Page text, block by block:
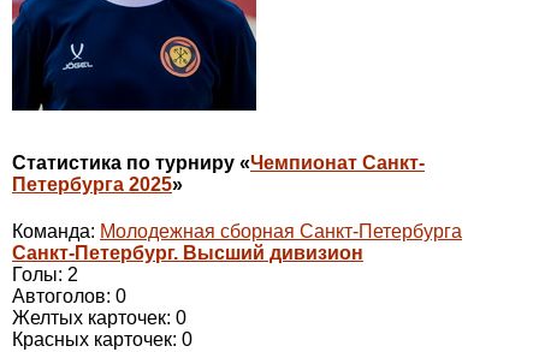
Статистика по турниру «Чемпионат Санкт-
Петербурга 2025»
Команда: Молодежная сборная Санкт-Петербурга
Санкт-Петербург. Высший дивизион
Голы: 2
Автоголов: 0
Желтых карточек: 0
Красных карточек: 0